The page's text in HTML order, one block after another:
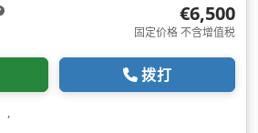
€6,500
固定价格 不含增值税
拨打
,